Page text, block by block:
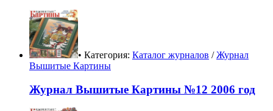
• Категория: Каталог журналов /Журнал
Вышитые Картины
Журнал Вышитые Картины №12 2006 год